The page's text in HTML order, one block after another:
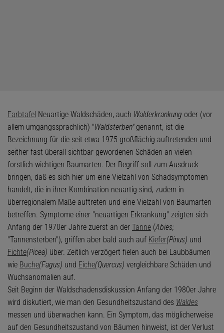
Farbtafel Neuartige Waldschäden, auch Walderkrankung oder (vor
allem umgangssprachlich) "Waldsterben"genannt, ist die
Bezeichnung für die seit etwa 1975 großflächig auftretenden und
seither fast überall sichtbar gewordenen Schäden an vielen
forstlich wichtigen Baumarten. Der Begriff soll zum Ausdruck
bringen, daß es sich hier um eine Vielzahl von Schadsymptomen
handelt, die in ihrer Kombination neuartig sind, zudem in
überregionalem Maße auftreten und eine Vielzahl von Baumarten
betreffen. Symptome einer "neuartigen Erkrankung" zeigten sich
Anfang der 1970er Jahre zuerst an der Tanne (Abies;
"Tannensterben"), griffen aber bald auch auf Kiefer(Pinus) und
Fichte(Picea) über. Zeitlich verzögert fielen auch bei Laubbäumen
wie Buche(Fagus) und Eiche(Quercus) vergleichbare Schäden und
Wuchsanomalien auf.
Seit Beginn der Waldschadensdiskussion Anfang der 1980er Jahre
wird diskutiert, wie man den Gesundheitszustand des Waldes
messen und überwachen kann. Ein Symptom, das möglicherweise
auf den Gesundheitszustand von Bäumen hinweist, ist der Verlust